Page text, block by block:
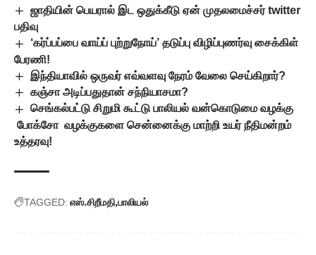
ஜாதியின் பெயரால் இட ஒதுக்கீடு ஏன் முதலமைச்சர் twitter
பதிவு
‘கர்ப்பப்பை வாய்ப் புற்றுநோய்’ தடுப்பு விழிப்புணர்வு சைக்கிள்
பேரணி!
இந்தியாவில் ஒருவர் எவ்வளவு நேரம் வேலை செய்கிறார்?
கஞ்சா அடிப்பதுதான் சந்நியாசமா?
செங்கல்பட்டு சிறுமி கூட்டு பாலியல் வன்கொடுமை வழக்கு
போக்சோ வழக்குகளை சென்னைக்கு மாற்றி உயர் நீதிமன்றம்
உத்தரவு!
TAGGED: எஸ்.சிறீமதி பாலியல்